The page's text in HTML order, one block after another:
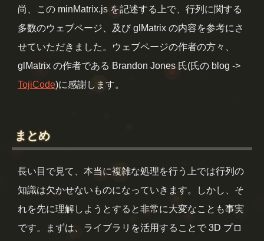
尚、この minMatrix.js を記述する上で、行列に関する
多数のウェブページ、及び glMatrix の内容を参考にさ
せていただきました。ウェブページの作者の方々、
glMatrix の作者である Brandon Jones 氏(氏の blog ->
TojiCode)に感謝します。
まとめ
長い目で見て、本当に複雑な処理を行う上では行列の
知識は欠かせないものになっていきます。しかし、そ
れを先に理解しようとすると非常に大変なことも事実
です。まずは、ライブラリを活用することで 3D プロ